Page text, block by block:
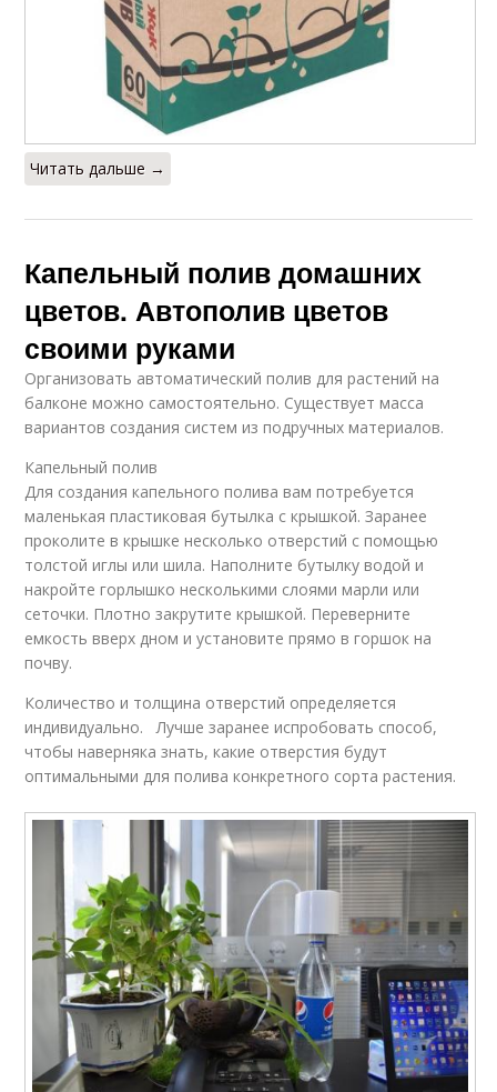
Читать дальше →
Капельный полив домашних
цветов. Автополив цветов
своими руками
Организовать автоматический полив для растений на
балконе можно самостоятельно. Существует масса
вариантов создания систем из подручных материалов.
Капельный полив
Для создания капельного полива вам потребуется
маленькая пластиковая бутылка с крышкой. Заранее
проколите в крышке несколько отверстий с помощью
толстой иглы или шила. Наполните бутылку водой и
накройте горлышко несколькими слоями марли или
сеточки. Плотно закрутите крышкой. Переверните
емкость вверх дном и установите прямо в горшок на
почву.
Количество и толщина отверстий определяется
индивидуально. Лучше заранее испробовать способ,
чтобы наверняка знать, какие отверстия будут
оптимальными для полива конкретного сорта растения.